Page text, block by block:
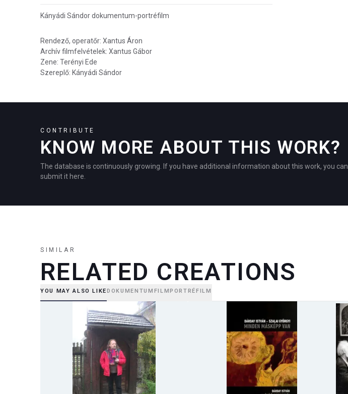
Kányádi Sándor dokumentum-portréfilm
Rendező, operatőr: Xantus Áron
Archív filmfelvételek: Xantus Gábor
Zene: Terényi Ede
Szereplő: Kányádi Sándor
CONTRIBUTE
KNOW MORE ABOUT THIS WORK?
The database is continuously growing. If you have additional information about this work, you can
submit it here.
SIMILAR
RELATED CREATIONS
YOU MAY ALSO LIKEDOKUMENTUMFILMPORTRÉFILM